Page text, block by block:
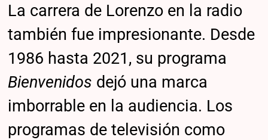
La carrera de Lorenzo en la radio
también fue impresionante. Desde
1986 hasta 2021, su programa
Bienvenidos dejó una marca
imborrable en la audiencia. Los
programas de televisión como